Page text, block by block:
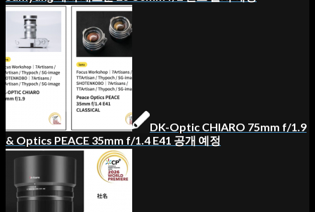
DK-Optic CHIARO 75mm f/1.9
& Optics PEACE 35mm f/1.4 E41 공개 예정